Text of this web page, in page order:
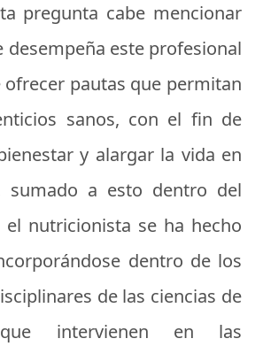
pregunta cabe mencionar
desempeña este profesional
ofrecer pautas que permitan
sanos, con el fin de
y alargar la vida en
sumado a esto dentro del
nutricionista se ha hecho
dentro de los
de las ciencias de
intervienen en las